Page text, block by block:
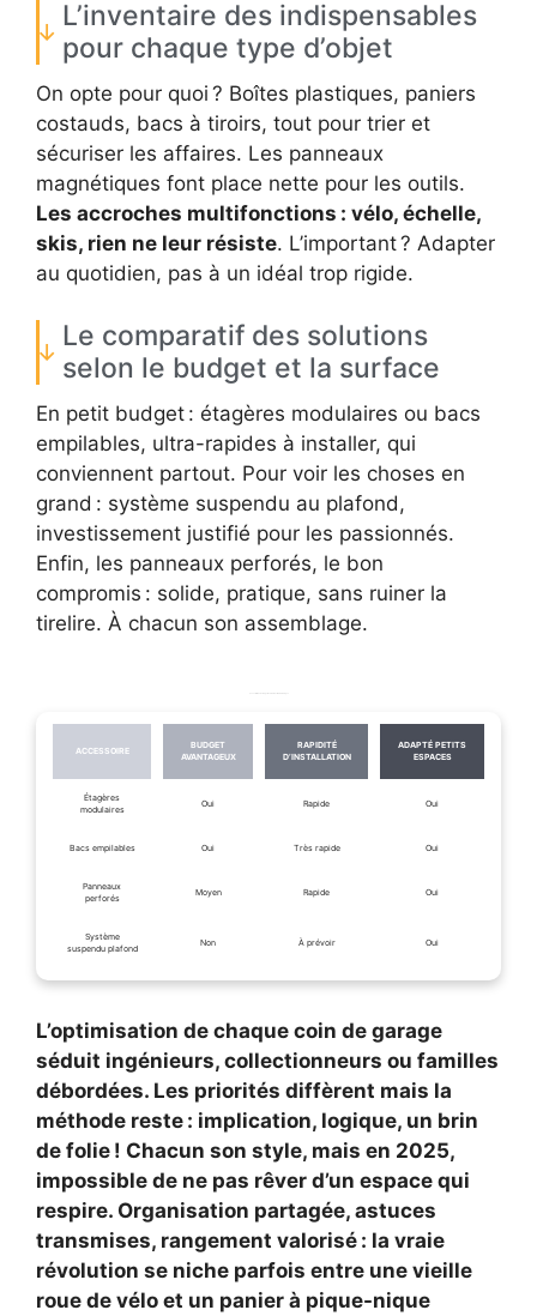
L’inventaire des indispensables
pour chaque type d’objet
On opte pour quoi ? Boîtes plastiques, paniers
costauds, bacs à tiroirs, tout pour trier et
sécuriser les affaires. Les panneaux
magnétiques font place nette pour les outils.
Les accroches multifonctions : vélo, échelle,
skis, rien ne leur résiste. L’important ? Adapter
au quotidien, pas à un idéal trop rigide.
Le comparatif des solutions
selon le budget et la surface
En petit budget : étagères modulaires ou bacs
empilables, ultra-rapides à installer, qui
conviennent partout. Pour voir les choses en
grand : système suspendu au plafond,
investissement justifié pour les passionnés.
Enfin, les panneaux perforés, le bon
compromis : solide, pratique, sans ruiner la
tirelire. À chacun son assemblage.
ACCESSOIRE
BUDGET
AVANTAGEUX
RAPIDITÉ
D’INSTALLATION
ADAPTÉ PETITS
ESPACES
Étagères
modulaires
Oui Rapide Oui
Bacs empilables Oui Très rapide Oui
Panneaux
perforés
Moyen Rapide Oui
Système
suspendu plafond
Non À prévoir Oui
L’optimisation de chaque coin de garage
séduit ingénieurs, collectionneurs ou familles
débordées. Les priorités diffèrent mais la
méthode reste : implication, logique, un brin
de folie ! Chacun son style, mais en 2025,
impossible de ne pas rêver d’un espace qui
respire. Organisation partagée, astuces
transmises, rangement valorisé : la vraie
révolution se niche parfois entre une vieille
roue de vélo et un panier à pique-nique